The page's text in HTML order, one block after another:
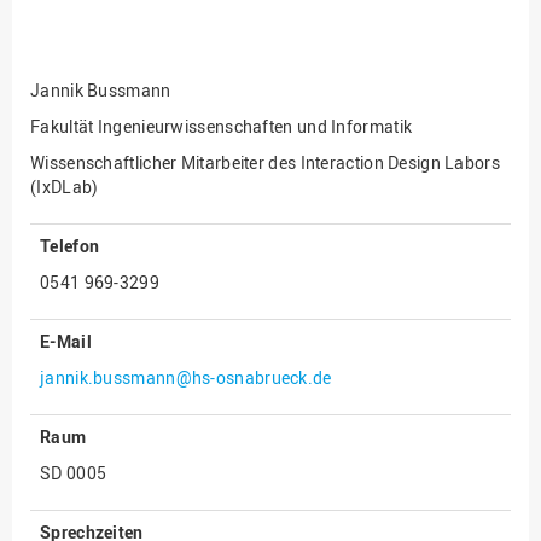
Fakultät Management,
Kultur und Technik
Fakultät Wirtschafts- und
Sozialwissenschaften
Finanzen
Drittmittel
Gebäude und Technik
Gesellschaftliches
Gleichstellungsbüro
Hochschulleitung
Hochschulplanung/-
Jannik Bussmann
Fakultät Ingenieurwissenschaften und Informatik
Wissenschaftlicher Mitarbeiter des Interaction Design Labors
(IxDLab)
Telefon
0541 969-3299
E-Mail
jannik.bussmann@hs-osnabrueck.de
Raum
SD 0005
Sprechzeiten